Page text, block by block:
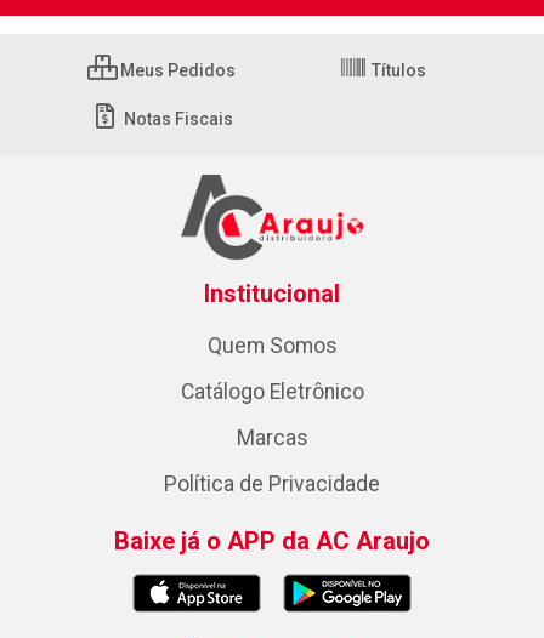
Meus Pedidos Títulos
Notas Fiscais
Institucional
Quem Somos
Catálogo Eletrônico
Marcas
Política de Privacidade
Baixe já o APP da AC Araujo